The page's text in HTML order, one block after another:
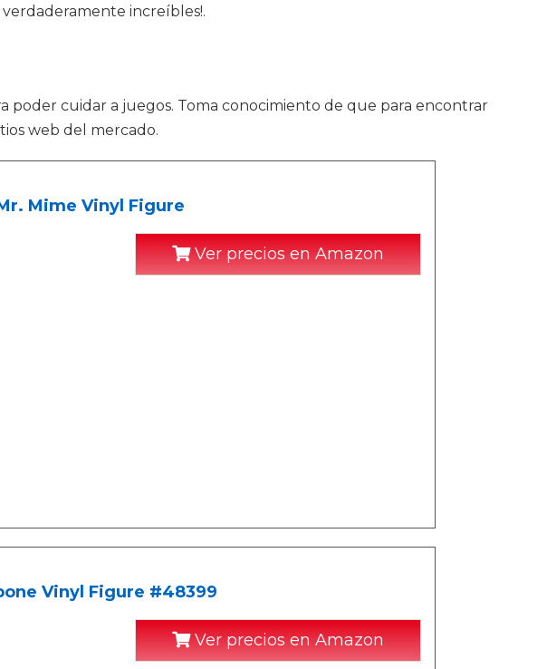
increíbles!.
poder cuidar a juegos. Toma conocimiento de que para encontrar
web del mercado.
Mime Vinyl Figure
Ver precios en Amazon
Vinyl Figure #48399
Ver precios en Amazon